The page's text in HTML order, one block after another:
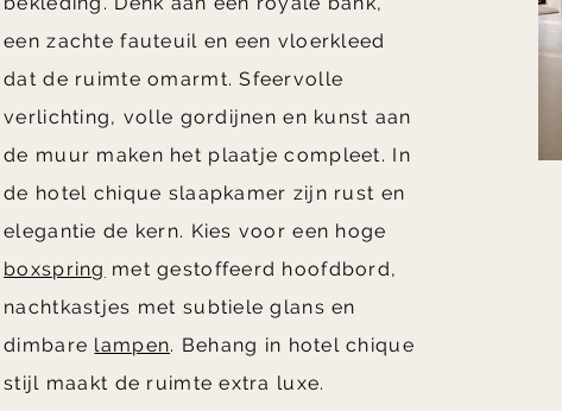
een zachte fauteuil en een vloerkleed
dat de ruimte omarmt. Sfeervolle
verlichting, volle gordijnen en kunst aan
de muur maken het plaatje compleet. In
de hotel chique slaapkamer zijn rust en
elegantie de kern. Kies voor een hoge
boxspring met gestoffeerd hoofdbord,
nachtkastjes met subtiele glans en
dimbare lampen. Behang in hotel chique
stijl maakt de ruimte extra luxe.